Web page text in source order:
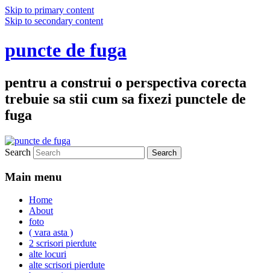
Skip to primary content
Skip to secondary content
puncte de fuga
pentru a construi o perspectiva corecta
trebuie sa stii cum sa fixezi punctele de
fuga
Search
Main menu
Home
About
foto
( vara asta )
2 scrisori pierdute
alte locuri
alte scrisori pierdute